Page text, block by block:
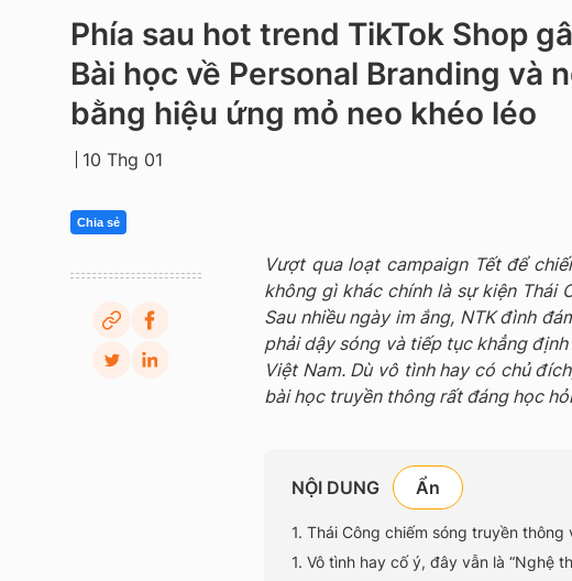
Phía sau hot trend TikTok Shop
Bài học về Personal Branding và
bằng hiệu ứng mỏ neo khéo léo
10 Thg 01
Chia sẻ
Vượt qua loạt campaign Tết để
không gì khác chính là sự kiện Thái
Sau nhiều ngày im ắng, NTK đình
phải dậy sóng và tiếp tục khẳng
Việt Nam. Dù vô tình hay có chủ
bài học truyền thông rất đáng học
NỘI DUNG
1. Thái Công chiếm sóng truyền
1. Vô tình hay cố ý, đây vẫn là “Nghệ